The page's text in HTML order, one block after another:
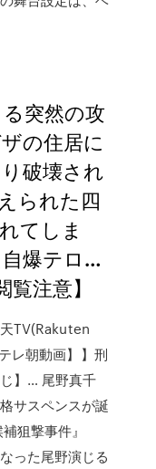
突然の攻
の住居に
破壊され
られた四
てしま
爆テロ…
注意】
TV(Rakuten
レ朝動画】】刑
】… 尾野真千
サスペンスが誕
狙撃事件』
った尾野演じる